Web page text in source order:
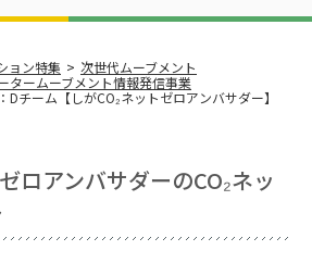
ョン特集
次世代ムーブメント
タームーブメント情報発信事業
チーム【しがCO₂ネットゼロアンバサダー】
ロアンバサダーのCO₂ネッ